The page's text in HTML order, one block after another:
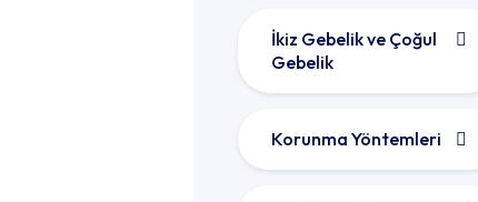
İkiz Gebelik ve Çoğul
Gebelik
Korunma Yöntemleri